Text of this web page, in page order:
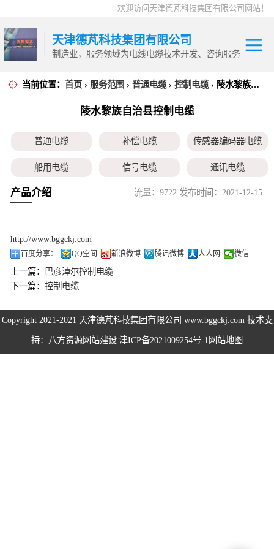
欢迎访问天津德芃科技集团有限公司网站！
天津德芃科技集团有限公司
制造业，服务领域为电线电缆技术开发、咨询服务
当前位置： 首页 › 服务范围 › 普通电缆› 控制电缆› 陵水黎族自治县控制电缆
陵水黎族自治县控制电缆
普通电缆 补偿电缆 传感器编码器电缆
船用电缆 信号电缆 通讯电缆
本安电缆 伺服电机、变频电缆 电热电势转换开关
产品介绍 流量：9722 发布时间：2021-12-15
http://www.bggckj.com
百度分享： QQ空间 新浪微博 腾讯微博 人人网 微信
上一篇：
巴彦淖尔控制电缆
下一篇：控制电缆
Copyright 2021-2021 天津德芃科技集团有限公司 www.bggckj.com 技术支
持：八方资源网站建设 津ICP备2021009254号-1 网站地图
普通电缆
传感器编码器电
船用电缆
信号电缆
通讯电缆
本安电缆
电缆
电热电势转换开
关
电力电缆
控制电缆
高温电缆